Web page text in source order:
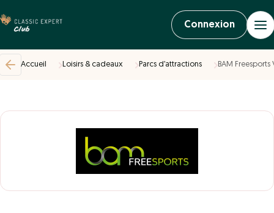
Connexion
Accueil Loisirs & cadeaux Parcs d’attractions BAM